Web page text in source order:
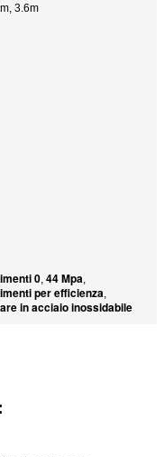
3.6m
0, 44 Mpa,
per efficienza,
in acciaio inossidabile